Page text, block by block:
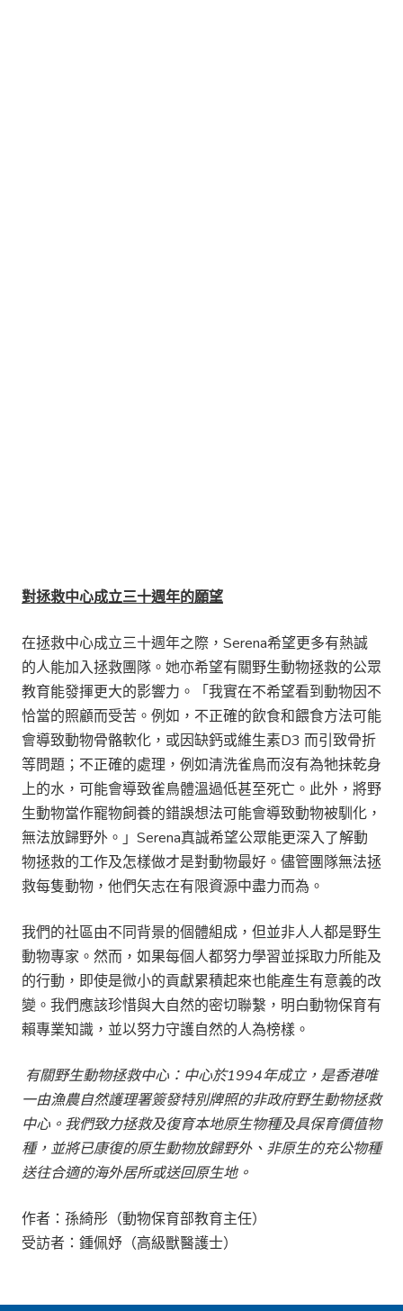
對拯救中心成立三十週年的願望
在拯救中心成立三十週年之際，Serena希望更多有熱誠
的人能加入拯救團隊。她亦希望有關野生動物拯救的公眾
教育能發揮更大的影響力。「我實在不希望看到動物因不
恰當的照顧而受苦。例如，不正確的飲食和餵食方法可能
會導致動物骨骼軟化，或因缺鈣或維生素D3 而引致骨折
等問題；不正確的處理，例如清洗雀鳥而沒有為牠抺乾身
上的水，可能會導致雀鳥體溫過低甚至死亡。此外，將野
生動物當作寵物飼養的錯誤想法可能會導致動物被馴化，
無法放歸野外。」Serena真誠希望公眾能更深入了解動
物拯救的工作及怎樣做才是對動物最好。儘管團隊無法拯
救每隻動物，他們矢志在有限資源中盡力而為。
我們的社區由不同背景的個體組成，但並非人人都是野生
動物專家。然而，如果每個人都努力學習並採取力所能及
的行動，即使是微小的貢獻累積起來也能產生有意義的改
變。我們應該珍惜與大自然的密切聯繫，明白動物保育有
賴專業知識，並以努力守護自然的人為榜樣。
有關野生動物拯救中心：中心於1994年成立，是香港唯
一由漁農自然護理署簽發特別牌照的非政府野生動物拯救
中心。我們致力拯救及復育本地原生物種及具保育價值物
種，並將已康復的原生動物放歸野外、非原生的充公物種
送往合適的海外居所或送回原生地。
作者：孫綺彤（動物保育部教育主任）
受訪者：鍾佩妤（高級獸醫護士）